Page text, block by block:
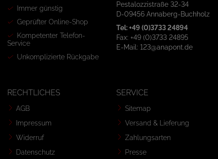
Immer günstig
Geprüfter Online-Shop
Kompetenter Telefon-
Service
Unkomplizierte Rückgabe
Pestalozzistraße 32-34
D-09456 Annaberg-Buchholz
Tel: +49 (0)3733 24894
Fax: +49 (0)3733 24895
E-Mail: 123@anapont.de
RECHTLICHES
AGB
Impressum
Widerruf
Datenschutz
SERVICE
Sitemap
Versand & Lieferung
Zahlungsarten
Presse